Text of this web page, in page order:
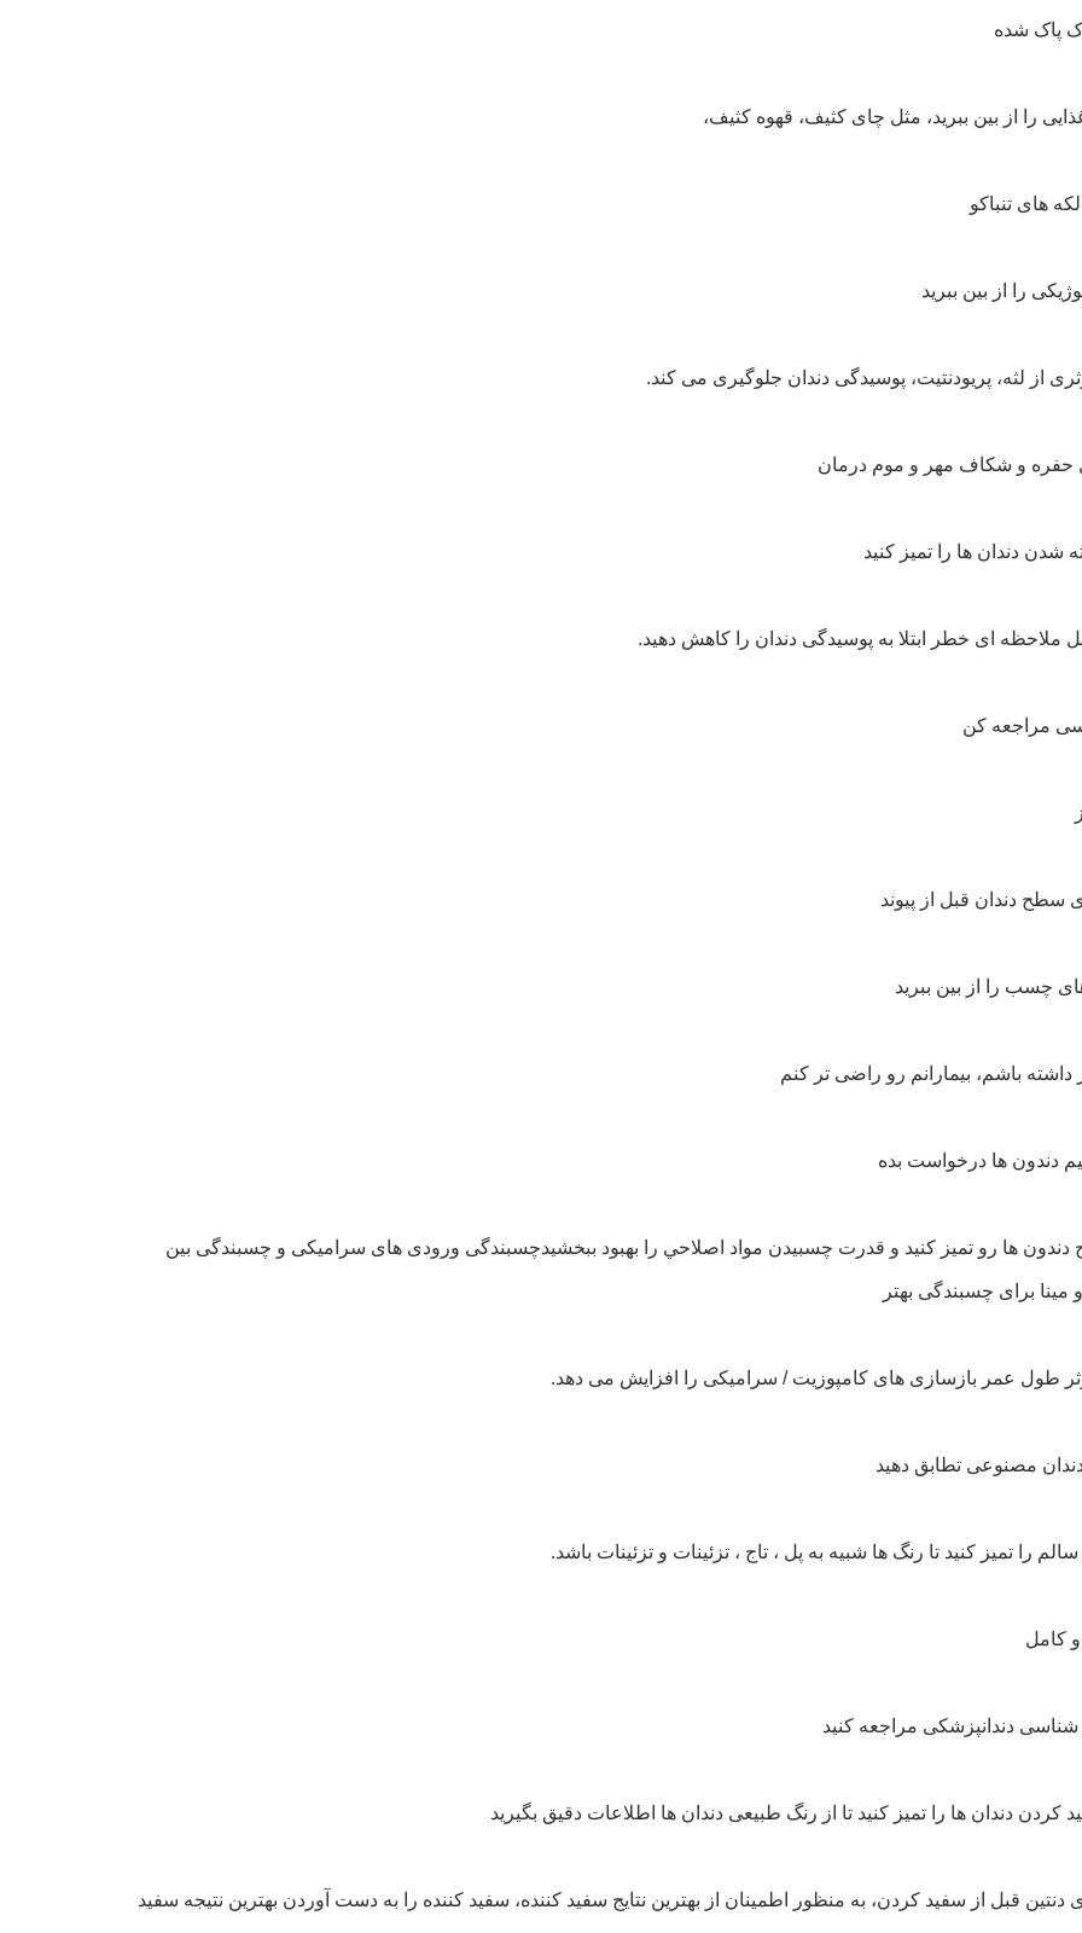
را از بین ببرید، مثل چای کثیف، قهوه کثیف،
های تنباکو
را از بین ببرید
از لثه، پریودنتیت، پوسیدگی دندان جلوگیری می کند.
شدن دندان ها را تمیز کنید
ملاحظه ای خطر ابتلا به پوسیدگی دندان را کاهش دهید.
سطح دندان قبل از پیوند
های چسب را از بین ببرید
داشته باشم، بیمارانم رو راضی تر کنم
دندون ها رو تميز کنيد و قدرت چسبيدن مواد اصلاحي را بهبود ببخشيدچسبندگی ورودی های سرامیکی و چسبندگی بین
مینا برای چسبندگی بهتر
طول عمر بازسازی های کامپوزیت / سرامیکی را افزایش می دهد.
را تمیز کنید تا رنگ ها شبیه به پل ، تاج ، تزئینات و تزئینات باشد.
کامل
کردن دندان ها را تمیز کنید تا از رنگ طبیعی دندان ها اطلاعات دقیق بگیرید
دنتین قبل از سفید کردن، به منظور اطمینان از بهترین نتایج سفید کننده، سفید کننده را به دست آوردن بهترین نتیجه سفید